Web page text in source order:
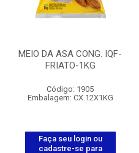
MEIO DA ASA CONG. IQF-
FRIATO-1KG
Código: 1905
Embalagem: CX.12X1KG
Faça seu login ou
cadastre-se para